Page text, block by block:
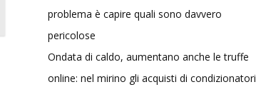
problema è capire quali sono davvero
pericolose
Ondata di caldo, aumentano anche le truffe
online: nel mirino gli acquisti di condizionatori